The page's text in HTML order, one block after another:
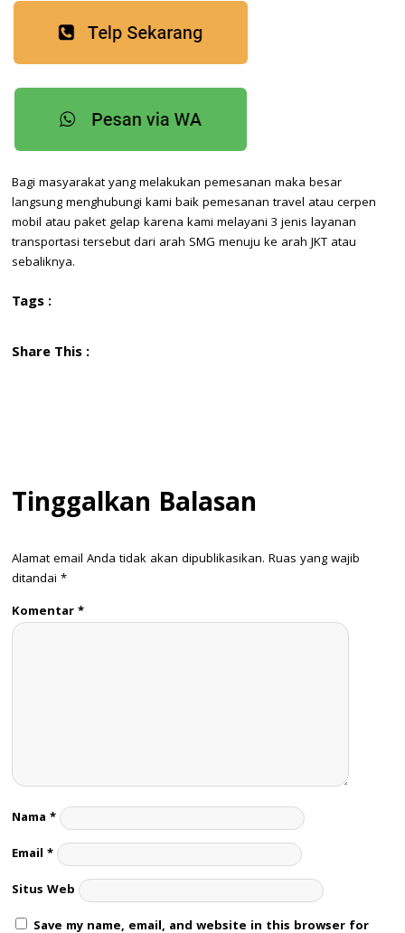
Bagi masyarakat yang melakukan pemesanan maka besar
langsung menghubungi kami baik pemesanan travel atau cerpen
mobil atau paket gelap karena kami melayani 3 jenis layanan
transportasi tersebut dari arah SMG menuju ke arah JKT atau
sebaliknya.
Tags :
Share This :
Tinggalkan Balasan
Alamat email Anda tidak akan dipublikasikan. Ruas yang wajib
ditandai *
Komentar*
Nama *
Email *
Situs Web
Save my name, email, and website in this browser for